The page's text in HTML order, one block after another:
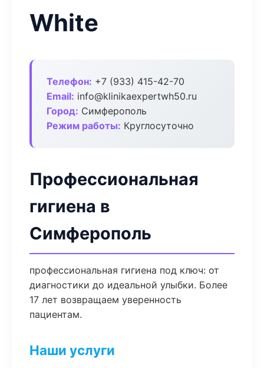
White
Телефон: +7 (933) 415-42-70
Email: info@klinikaexpertwh50.ru
Город: Симферополь
Режим работы: Круглосуточно
Профессиональная
гигиена в
Симферополь
профессиональная гигиена под ключ: от
диагностики до идеальной улыбки. Более
17 лет возвращаем уверенность
пациентам.
Наши услуги